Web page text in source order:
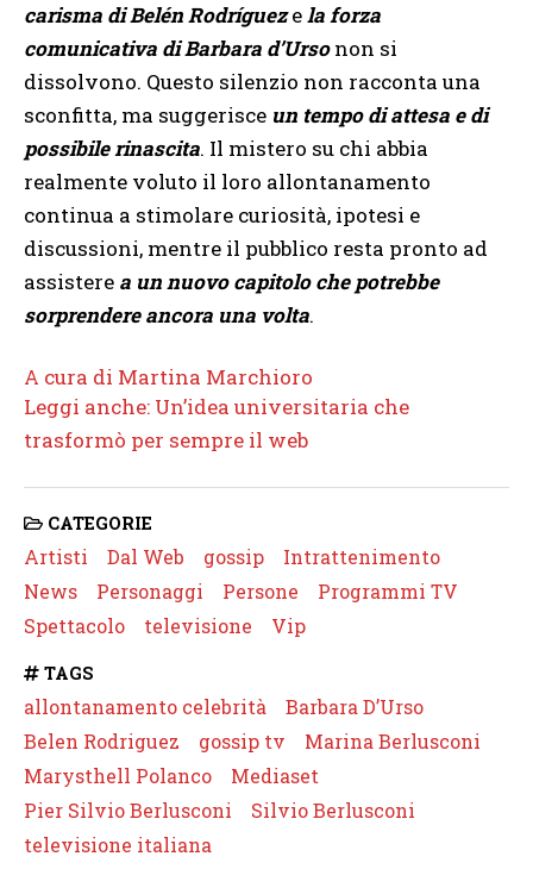
carisma di Belén Rodríguezela forza
comunicativa di Barbara d’Ursonon si
dissolvono. Questo silenzio non racconta una
sconfitta, ma suggerisce un tempo di attesa e di
possibile rinascita. Il mistero su chi abbia
realmente voluto il loro allontanamento
continua a stimolare curiosità, ipotesi e
discussioni, mentre il pubblico resta pronto ad
assistere a un nuovo capitolo che potrebbe
sorprendere ancora una volta.
A cura di Martina Marchioro
Leggi anche: Un’idea universitaria che
trasformò per sempre il web
CATEGORIE
Artisti Dal Web gossip
Intrattenimento
News
Personaggi Persone
Programmi TV
Spettacolo
televisione Vip
TAGS
allontanamento celebrità
Barbara D’Urso
Belen Rodriguez
gossip tv
Marina Berlusconi
Marysthell Polanco
Mediaset
Pier Silvio Berlusconi
Silvio Berlusconi
televisione italiana